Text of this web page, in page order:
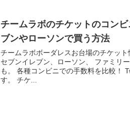
チームラボのチケットのコン
ブンやローソンで買う方法
チームラボボーダレスお台場のチケッ
セブンイレブン、ローソン、 ファミリ
も。 各種コンビニでの手数料を比較！
す。 チケ...